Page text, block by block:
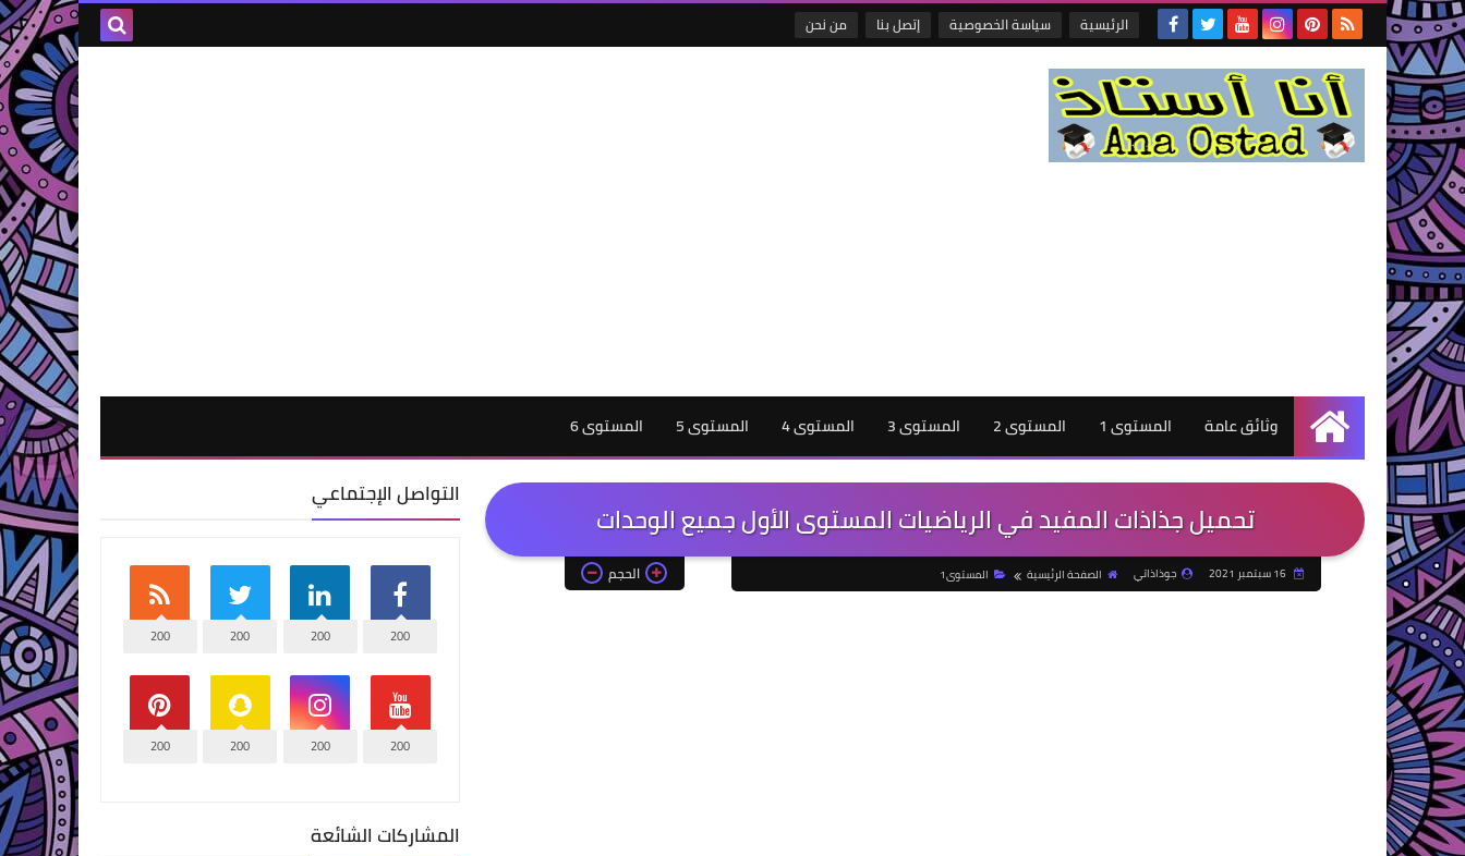
الرئيسية سياسة الخصوصية إتصل بنا من نحن
الرئيسية
وثائق عامة المستوى 1 المستوى 2 المستوى 3 المستوى 4 المستوى 5 المستوى 6
تحميل جذاذات المفيد في الرياضيات المستوى الأول جميع الوحدات
جوذاذاتي الصفحة الرئيسية المستوى1 الحجم
التواصل الإجتماعي
200
200
200
200
200
200
200
200
المشاركات الشائعة